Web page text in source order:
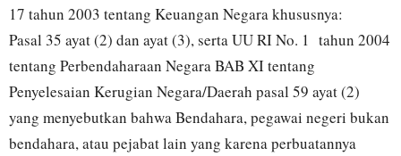
17 tahun 2003 tentang Keuangan Negara khususnya:
Pasal 35 ayat (2) dan ayat (3), serta UU RI No. 1 tahun 2004
tentang Perbendaharaan Negara BAB XI tentang
Penyelesaian Kerugian Negara/Daerah pasal 59 ayat (2)
yang menyebutkan bahwa Bendahara, pegawai negeri bukan
bendahara, atau pejabat lain yang karena perbuatannya